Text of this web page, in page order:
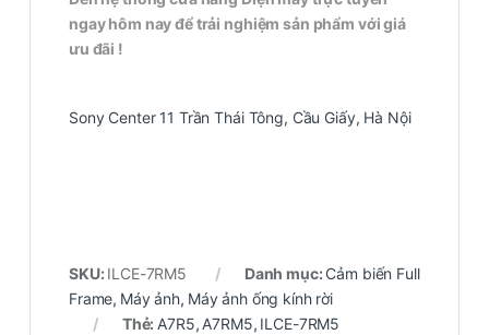
ngay hôm nay để trải nghiệm sản phẩm với giá
ưu đãi !
Sony Center 11 Trần Thái Tông, Cầu Giấy, Hà Nội
SKU: ILCE-7RM5 Danh mục: Cảm biến Full
Frame, Máy ảnh, Máy ảnh ống kính rời
Thẻ:A7R5,A7RM5, ILCE-7RM5